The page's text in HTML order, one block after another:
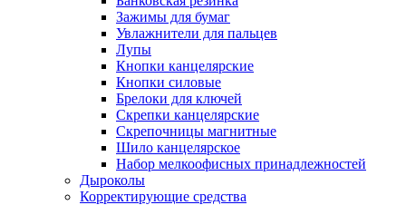
Зажимы для бумаг
Увлажнители для пальцев
Лупы
Кнопки канцелярские
Кнопки силовые
Брелоки для ключей
Скрепки канцелярские
Скрепочницы магнитные
Шило канцелярское
Набор мелкоофисных принадлежностей
Дыроколы
Корректирующие средства